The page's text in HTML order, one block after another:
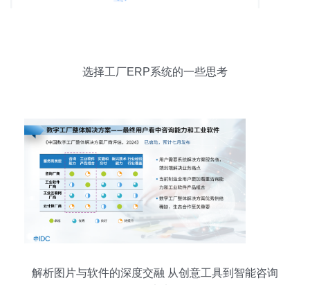
选择工厂ERP系统的一些思考
解析图片与软件的深度交融 从创意工具到智能咨询